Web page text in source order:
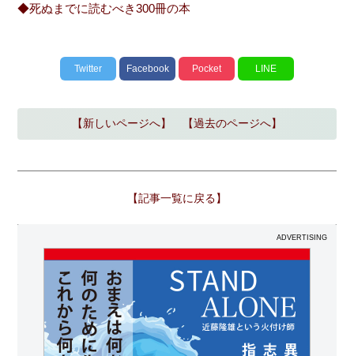
◆死ぬまでに読むべき300冊の本
Twitter Facebook Pocket LINE
【新しいページへ】 【過去のページへ】
【記事一覧に戻る】
ADVERTISING